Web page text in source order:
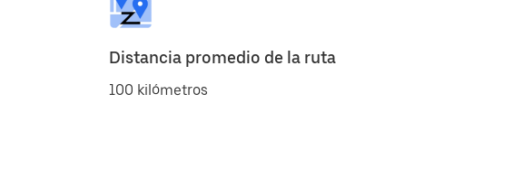
Distancia promedio de la ruta
100 kilómetros